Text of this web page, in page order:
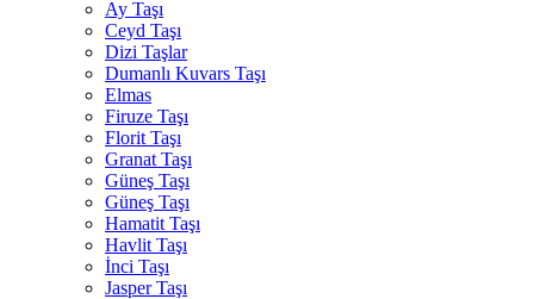
Ay Taşı
Ceyd Taşı
Dizi Taşlar
Dumanlı Kuvars Taşı
Elmas
Firuze Taşı
Florit Taşı
Granat Taşı
Güneş Taşı
Güneş Taşı
Hamatit Taşı
Havlit Taşı
İnci Taşı
Jasper Taşı